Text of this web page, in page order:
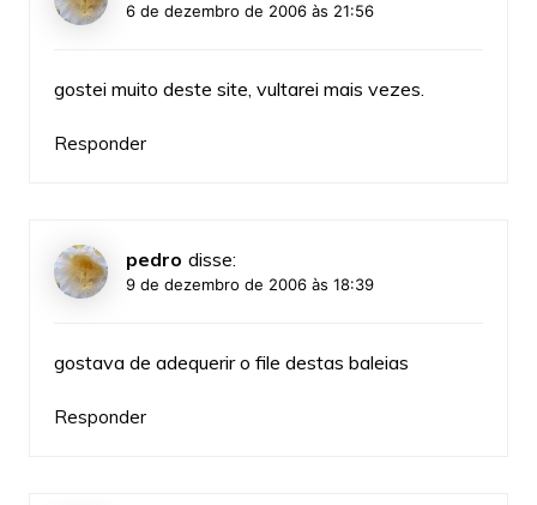
6 de dezembro de 2006 às 21:56
gostei muito deste site, vultarei mais vezes.
Responder
pedro disse:
9 de dezembro de 2006 às 18:39
gostava de adequerir o file destas baleias
Responder